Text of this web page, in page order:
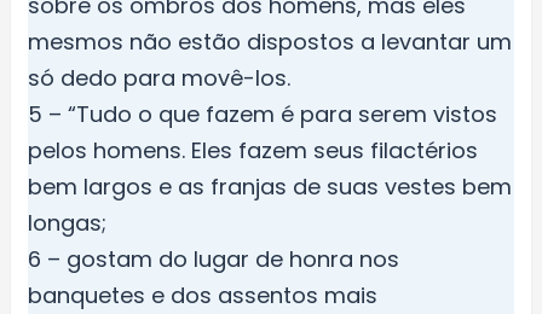
mesmos não estão dispostos a levantar um
só dedo para movê-los.
5 – “Tudo o que fazem é para serem vistos
pelos homens. Eles fazem seus filactérios
bem largos e as franjas de suas vestes bem
longas;
6 – gostam do lugar de honra nos
banquetes e dos assentos mais